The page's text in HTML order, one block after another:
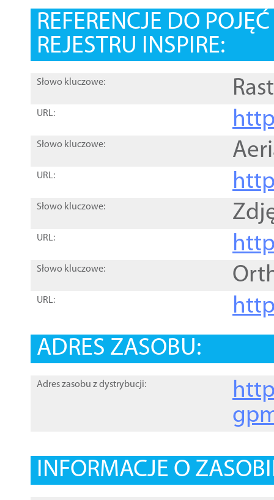
REFERENCJE DO
REJESTRU INSPIRE:
Słowo kluczowe:
URL:
Słowo kluczowe:
URL:
Słowo kluczowe:
URL:
Słowo kluczowe:
URL:
ADRES ZASOBU:
Adres zasobu z dystrybucji:
INFORMACJE O